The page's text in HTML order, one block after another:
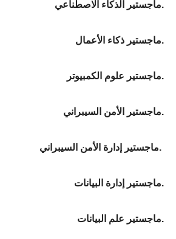
ماجستير الذكاء الاصطناعي.
ماجستير ذكاء الأعمال.
ماجستير علوم الكمبيوتر.
ماجستير الأمن السيبراني.
ماجستير إدارة الأمن السيبراني.
ماجستير إدارة البيانات.
ماجستير علم البيانات.